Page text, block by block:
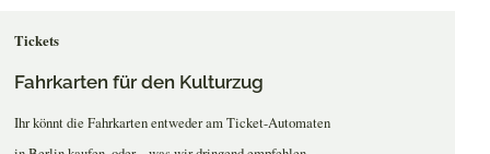
Tickets
Fahrkarten für den Kulturzug
Ihr könnt die Fahrkarten entweder am Ticket-Automaten